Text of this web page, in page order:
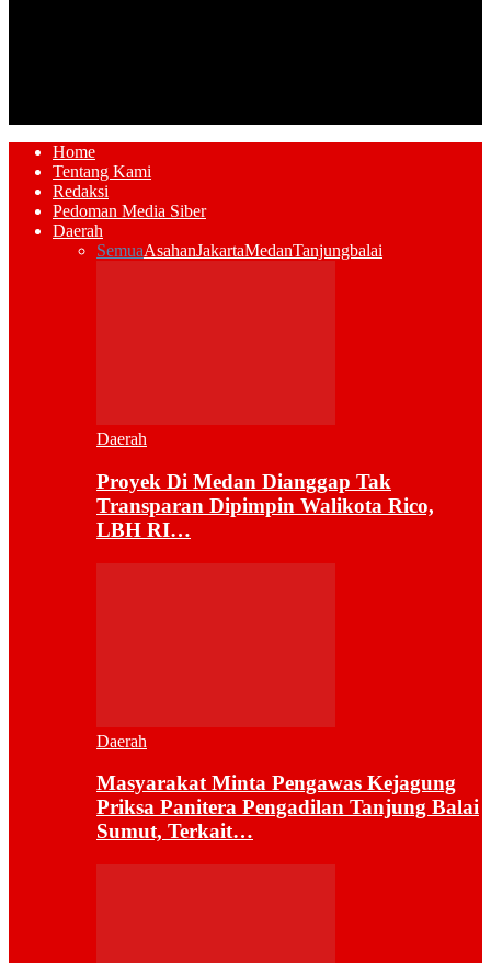
Home
Tentang Kami
Redaksi
Pedoman Media Siber
Daerah
SemuaAsahanJakartaMedanTanjungbalai
Daerah
Proyek Di Medan Dianggap Tak
Transparan Dipimpin Walikota Rico,
LBH RI…
Daerah
Masyarakat Minta Pengawas Kejagung
Priksa Panitera Pengadilan Tanjung Balai
Sumut, Terkait…